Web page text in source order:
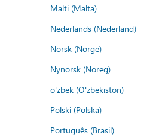
Malti (Malta)
Nederlands (Nederland)
Norsk (Norge)
Nynorsk (Noreg)
o'zbek (O'zbekiston)
Polski (Polska)
Português (Brasil)